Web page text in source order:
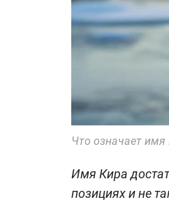
Что означает
Имя Кира
позициях и не